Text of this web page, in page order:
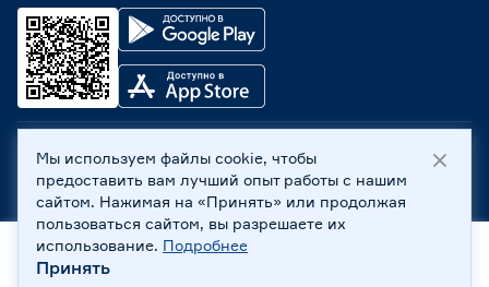
ООО «Бауцентр Рус» 2004 -2026, 236029, г. Калининград,
ул. А.Невского, 205. ИНН 7702596813, КПП 390601001 ©
Все права защищены
Политика обработки персональных данных
Правовая информация
Охрана труда
Главная
Мы используем файлы cookie, чтобы
предоставить вам лучший опыт работы с нашим
сайтом. Нажимая на «Принять» или продолжая
пользоваться сайтом, вы разрешаете их
использование. Подробнее
Принять